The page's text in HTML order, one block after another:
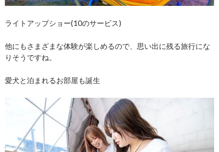
ライトアップショー(10のサービス)
他にもさまざまな体験が楽しめるので、思い出に残る旅行にな
りそうですね。
愛犬と泊まれるお部屋も誕生